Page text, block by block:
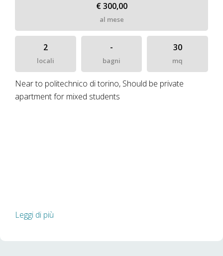
€ 300,00
al mese
2
locali
-
bagni
30
mq
Near to politechnico di torino, Should be private
apartment for mixed students
Leggi di più